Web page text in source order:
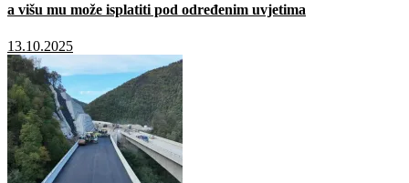
a višu mu može isplatiti pod određenim uvjetima
13.10.2025